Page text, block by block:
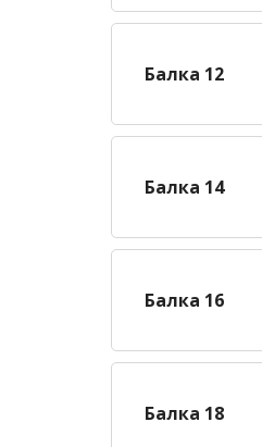
Балка 12
Балка 14
Балка 16
Балка 18